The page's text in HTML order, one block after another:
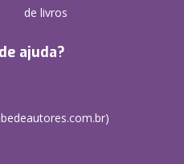
de livros
ajuda?